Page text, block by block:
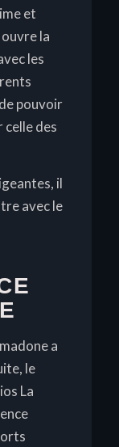
et
la
les
pouvoir
des
il
avec le
a
le
La